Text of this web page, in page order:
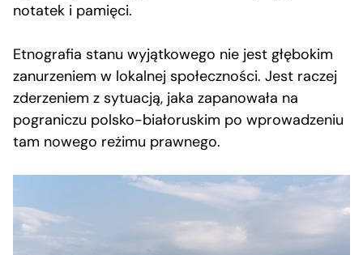
notatek i pamięci.
Etnografia stanu wyjątkowego nie jest głębokim
zanurzeniem w lokalnej społeczności. Jest raczej
zderzeniem z sytuacją, jaka zapanowała na
pograniczu polsko-białoruskim po wprowadzeniu
tam nowego reżimu prawnego.